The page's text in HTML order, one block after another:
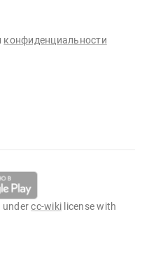
конфиденциальности
undercc-wiki license with